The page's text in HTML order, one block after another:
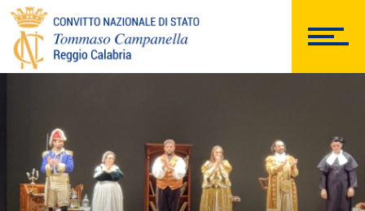
PERSONALE
Comunicazioni Esterne